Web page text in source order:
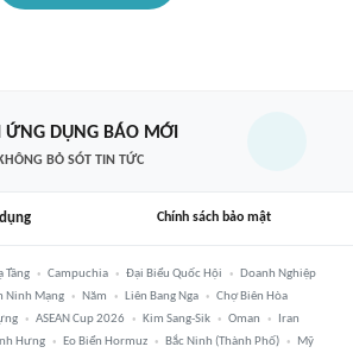
ỨNG DỤNG BÁO MỚI
BỎ SÓT TIN TỨC
Chính sách bảo mật
Tầng Campuchia Đại Biểu Quốc Hội
Doanh Nghiệp
Ninh Mạng Năm Liên Bang Nga
Chợ Biên Hòa
ASEAN Cup 2026 Kim Sang-Sik Oman
Iran
Hưng Eo Biển Hormuz Bắc Ninh (thành Phố) Mỹ